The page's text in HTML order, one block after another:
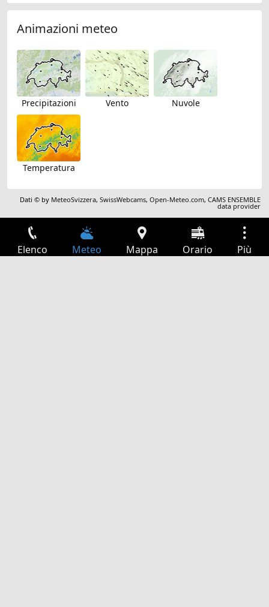
Animazioni meteo
Precipitazioni Vento Nuvole
Temperatura
Dati © by MeteoSvizzera,SwissWebcams,Open-Meteo.com,CAMS ENSEMBLE
data provider
Elenco Meteo Mappa Orario Più